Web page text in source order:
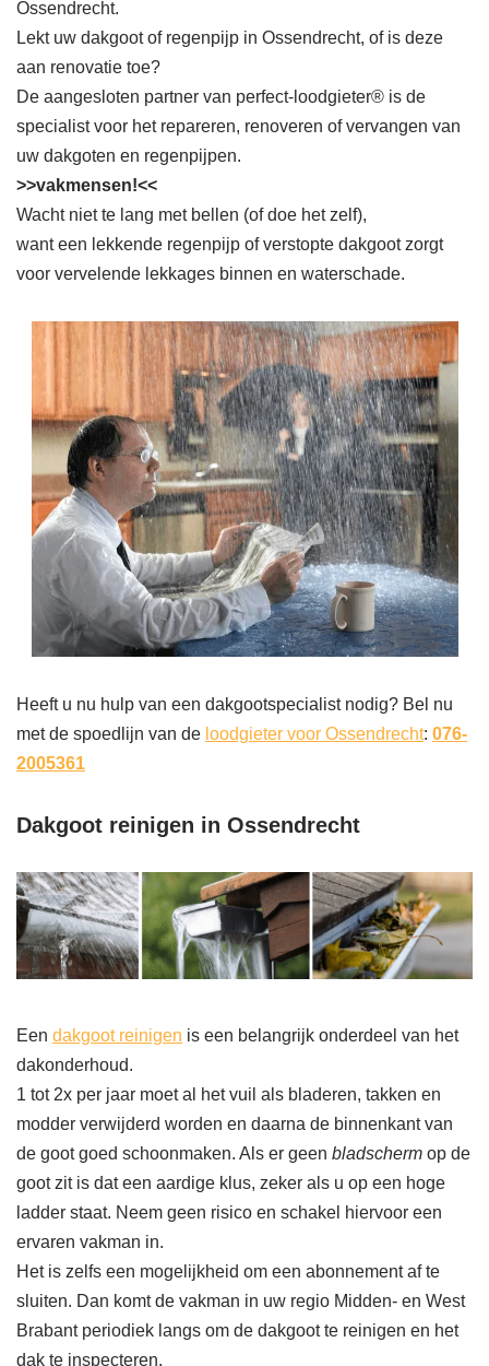
Ossendrecht.
Lekt uw dakgoot of regenpijp in Ossendrecht, of is deze
aan renovatie toe?
De aangesloten partner van perfect-loodgieter® is de
specialist voor het repareren, renoveren of vervangen van
uw dakgoten en regenpijpen.
>>vakmensen!<<
Wacht niet te lang met bellen (of doe het zelf),
want een lekkende regenpijp of verstopte dakgoot zorgt
voor vervelende lekkages binnen en waterschade.
Heeft u nu hulp van een dakgootspecialist nodig? Bel nu
met de spoedlijn van de loodgieter voor Ossendrecht: 076-
2005361
Dakgoot reinigen in Ossendrecht
Een dakgoot reinigen is een belangrijk onderdeel van het
dakonderhoud.
1 tot 2x per jaar moet al het vuil als bladeren, takken en
modder verwijderd worden en daarna de binnenkant van
de goot goed schoonmaken. Als er geen bladscherm op de
goot zit is dat een aardige klus, zeker als u op een hoge
ladder staat. Neem geen risico en schakel hiervoor een
ervaren vakman in.
Het is zelfs een mogelijkheid om een abonnement af te
sluiten. Dan komt de vakman in uw regio Midden- en West
Brabant periodiek langs om de dakgoot te reinigen en het
dak te inspecteren.